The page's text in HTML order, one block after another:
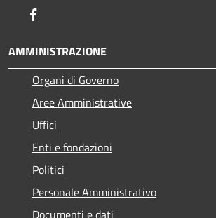
AMMINISTRAZIONE
Organi di Governo
Aree Amministrative
Uffici
Enti e fondazioni
Politici
Personale Amministrativo
Documenti e dati